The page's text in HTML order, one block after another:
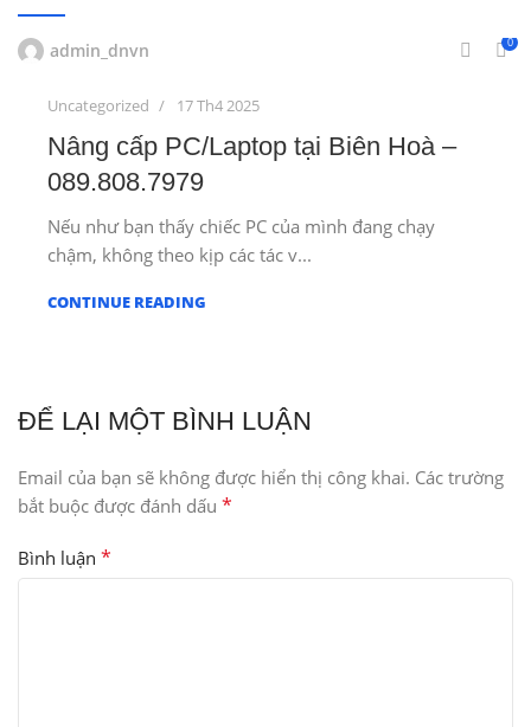
admin_dnvn 0
Uncategorized 17 Th4 2025
Nâng cấp PC/Laptop tại Biên Hoà –
089.808.7979
Nếu như bạn thấy chiếc PC của mình đang chạy
chậm, không theo kịp các tác v...
CONTINUE READING
ĐỂ LẠI MỘT BÌNH LUẬN
Email của bạn sẽ không được hiển thị công khai. Các trường
bắt buộc được đánh dấu *
Bình luận *